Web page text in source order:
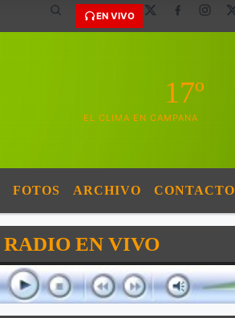
EN VIVO
17º
EL CLIMA EN CAMPANA
FOTOS ARCHIVO CONTACTO
RADIO EN VIVO